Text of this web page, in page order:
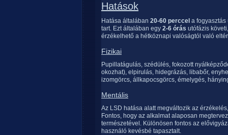
Hatások
Hatása általában 20-60 perccel a
tart. Ezt általában egy 2-6 órás utófázis
érzékelhető a hétköznapi valóságtól való
Fizikai
Pupillatágulás, szédülés, fokozott
okozhat), elpirulás, hidegrázás, libabőr,
izomgörcs, állkapocsgörcs, émelygés,
Mentális
Az LSD hatása alatt megváltozik az
Fontos, hogy az alkalmat alaposan
természetével. Különösen fontos az
használó kevésbé tapasztalt.